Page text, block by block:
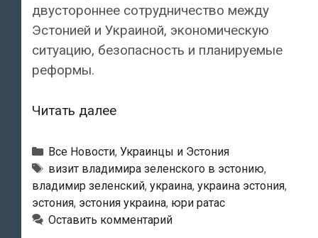
двустороннее сотрудничество между
Эстонией и Украиной, экономическую
ситуацию, безопасность и планируемые
реформы.
Читать далееПремьер-
Эстонии
Юри
Ратас:
«Эстония
решительно
Рубрики
Все Новости, Украинцы и Эстония
Метки
визит владимира зеленского в эстонию,
владимир зеленский, украина, украина эстония,
эстония, эстония украина, юри ратас
Оставить комментарий